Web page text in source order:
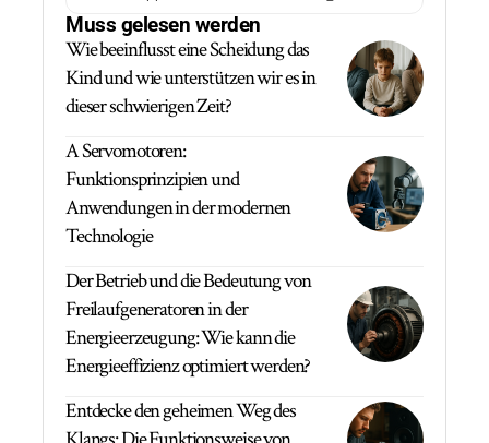
Muss gelesen werden
Wie beeinflusst eine Scheidung das
Kind und wie unterstützen wir es in
dieser schwierigen Zeit?
A Servomotoren:
Funktionsprinzipien und
Anwendungen in der modernen
Technologie
Der Betrieb und die Bedeutung von
Freilaufgeneratoren in der
Energieerzeugung: Wie kann die
Energieeffizienz optimiert werden?
Entdecke den geheimen Weg des